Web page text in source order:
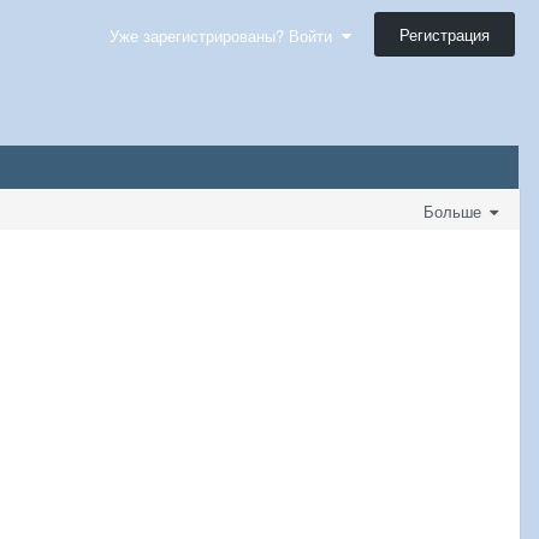
Уже зарегистрированы? Войти Регистрация
Больше